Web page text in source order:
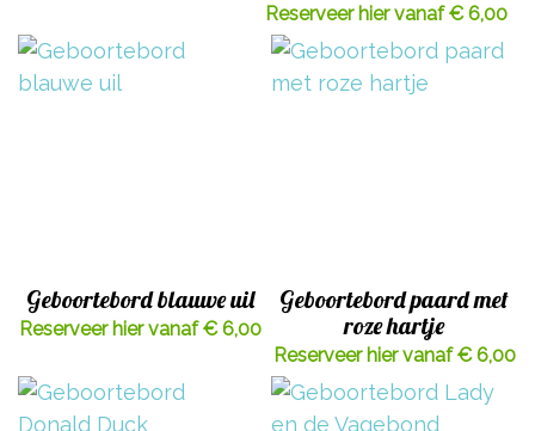
Reserveer hier vanaf € 6,00
Geboortebord blauwe uil
Reserveer hier vanaf € 6,00
Geboortebord paard met
roze hartje
Reserveer hier vanaf € 6,00